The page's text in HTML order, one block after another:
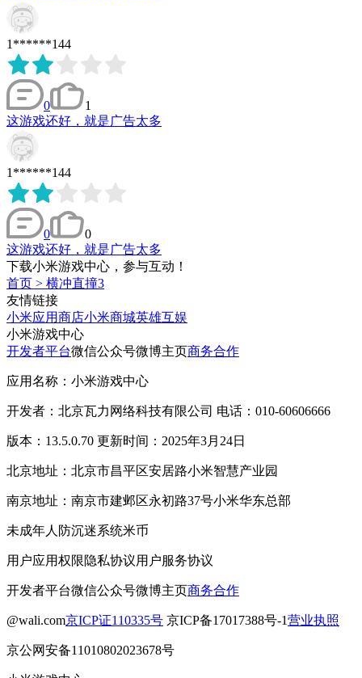
1******144
0
1
这游戏还好，就是广告太多
1******144
0
0
这游戏还好，就是广告太多
下载小米游戏中心，参与互动！
首页 > 横冲直撞3
友情链接
小米应用商店小米商城英雄互娱
小米游戏中心
开发者平台微信公众号微博主页商务合作
应用名称：小米游戏中心
开发者：北京瓦力网络科技有限公司 电话：010-60606666
版本：13.5.0.70 更新时间：2025年3月24日
北京地址：北京市昌平区安居路小米智慧产业园
南京地址：南京市建邺区永初路37号小米华东总部
未成年人防沉迷系统米币
用户应用权限隐私协议用户服务协议
开发者平台微信公众号微博主页商务合作
@wali.com京ICP证110335号 京ICP备17017388号-1营业执照
京公网安备11010802023678号